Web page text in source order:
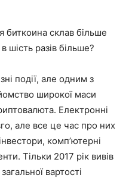
биткоина склав більше
разів більше?
події, але одним з
широкої маси
Електронні
але все це час про них
комп’ютерні
Тільки 2017 рік вивів
вартості